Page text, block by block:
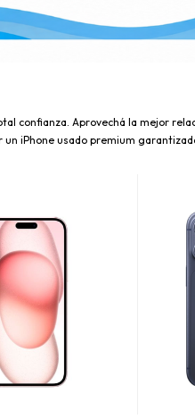
confianza. Aprovechá la mejor
iPhone usado premium